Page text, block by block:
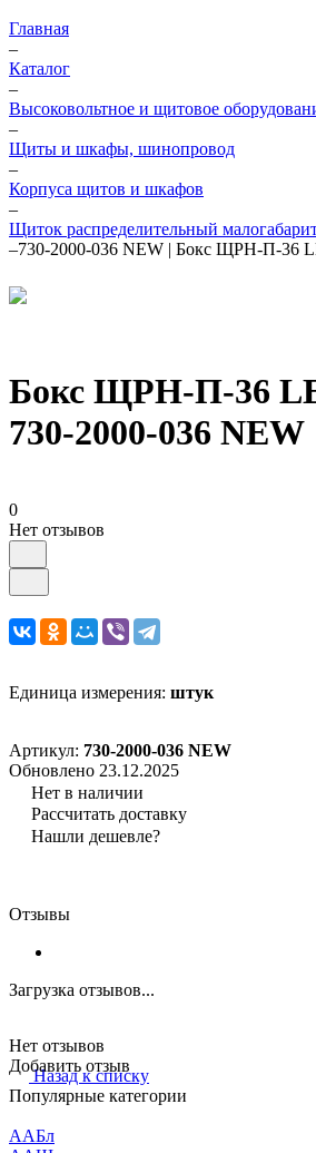
Главная
–
Каталог
–
Высоковольтное и щитовое
–
Щиты и шкафы, шинопровод
–
Корпуса щитов и шкафов
–
Щиток распределительный
–730-2000-036 NEW | Бокс ЩРН-П-36
Бокс ЩРН-П-36
730-2000-036 NEW
0
Нет отзывов
Единица измерения: штук
Артикул: 730-2000-036 NEW
Обновлено 23.12.2025
Нет в наличии
Рассчитать доставку
Нашли дешевле?
Отзывы
Загрузка отзывов...
Нет отзывов
Добавить отзыв
Назад к списку
Популярные категории
ААБл